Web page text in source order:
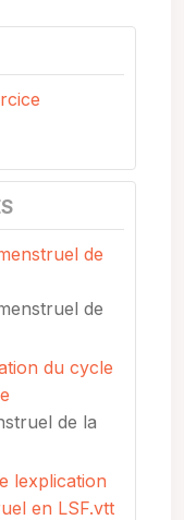
de
de
du cycle
de la
lexplication
en LSF.vtt